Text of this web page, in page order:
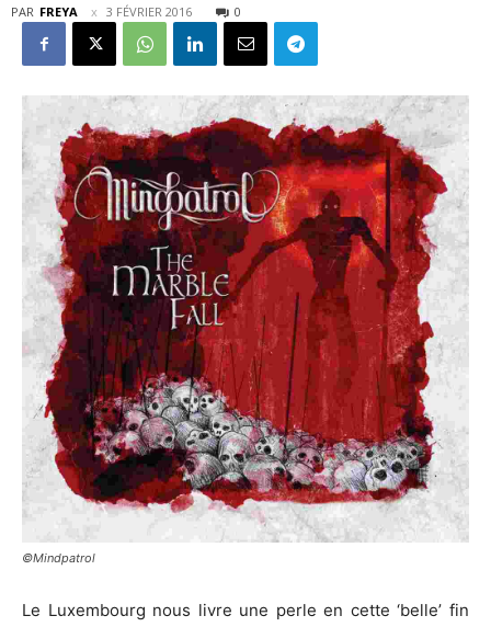
PAR FREYA 3 FÉVRIER 2016 0
©Mindpatrol
Le Luxembourg nous livre une perle en cette ‘belle’ fin